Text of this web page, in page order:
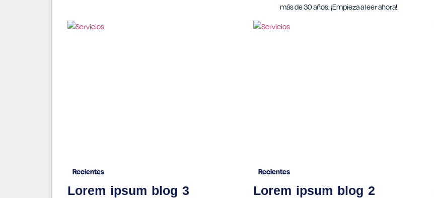
más de 30 años. ¡Empieza a leer ahora!
Recientes
Lorem ipsum blog 3
Recientes
Lorem ipsum blog 2